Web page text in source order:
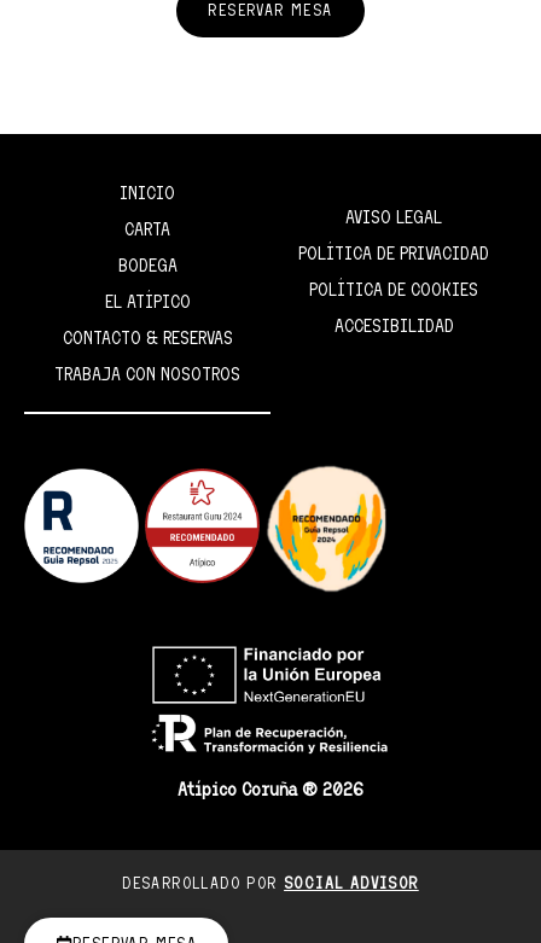
RESERVAR MESA
INICIO
CARTA
BODEGA
EL ATÍPICO
CONTACTO & RESERVAS
TRABAJA CON NOSOTROS
AVISO LEGAL
POLÍTICA DE PRIVACIDAD
POLÍTICA DE COOKIES
ACCESIBILIDAD
Atípico Coruña ® 2026
DESARROLLADO POR SOCIAL ADVISOR